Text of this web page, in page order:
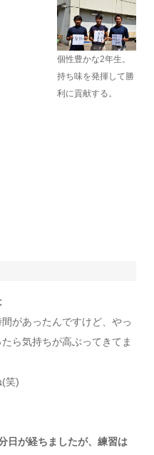
個性豊かな2年生。
持ち味を発揮して勝
利に貢献する。
があったんですけど、やっ
ら気持ちが高ぶってきてま
笑)
日が経ちましたが、練習は